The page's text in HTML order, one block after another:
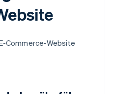
Commerce-Website